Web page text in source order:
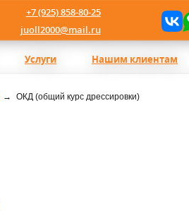
+7 (925) 858-80-25
juoll2000@mail.ru
Услуги Нашим клиентам
ОКД (общий курс дрессировки)